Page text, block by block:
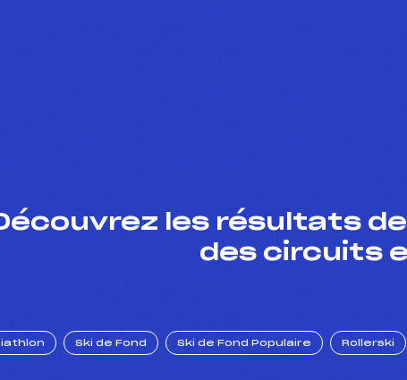
les résultats
des circuits
Ski de Fond Ski de Fond Populaire Rollerski